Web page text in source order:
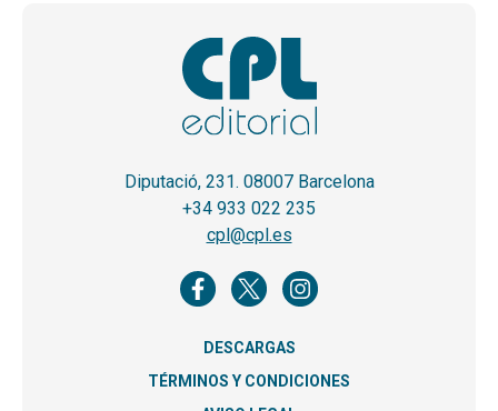
Diputació, 231. 08007 Barcelona
+34 933 022 235
cpl@cpl.es
DESCARGAS
TÉRMINOS Y CONDICIONES